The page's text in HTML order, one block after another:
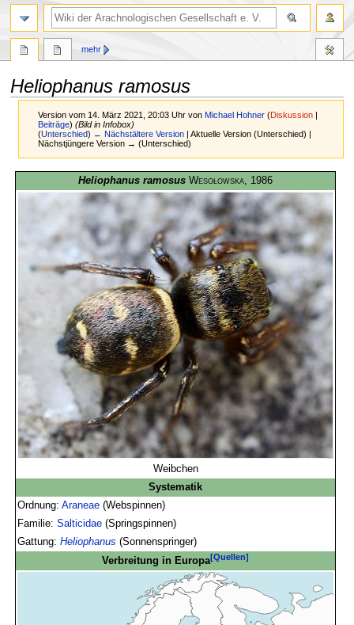
Heliophanus ramosus
Version vom 14. März 2021, 20:03 Uhr vonMichael Hohner (Diskussion |
Beiträge) (Bild in Infobox)
(Unterschied) ← Nächstältere Version | Aktuelle Version (Unterschied) |
Nächstjüngere Version → (Unterschied)
Navigation
springen
Suche
springen
Heliophanus ramosus Wesołowska, 1986
Weibchen
Systematik
Ordnung:Araneae (Webspinnen)
Familie:Salticidae (Springspinnen)
Gattung:Heliophanus (Sonnenspringer)
Verbreitung in Europa[Quellen]
mehr